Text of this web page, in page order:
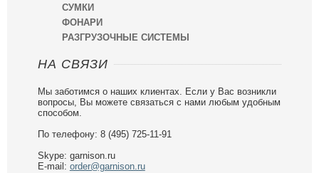
СУМКИ
ФОНАРИ
РАЗГРУЗОЧНЫЕ СИСТЕМЫ
НА СВЯЗИ
Мы заботимся о наших клиентах. Если у Вас возникли
вопросы, Вы можете связаться с нами любым удобным
способом.
По телефону: 8 (495) 725-11-91
Skype: garnison.ru
E-mail: order@garnison.ru